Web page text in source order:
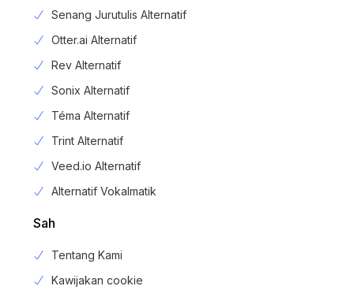
Senang Jurutulis Alternatif
Otter.ai Alternatif
Rev Alternatif
Sonix Alternatif
Téma Alternatif
Trint Alternatif
Veed.io Alternatif
Alternatif Vokalmatik
Sah
Tentang Kami
Kawijakan cookie